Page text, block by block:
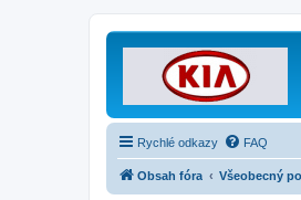
Rychlé odkazy FAQ
Obsah fóra Všeobecný